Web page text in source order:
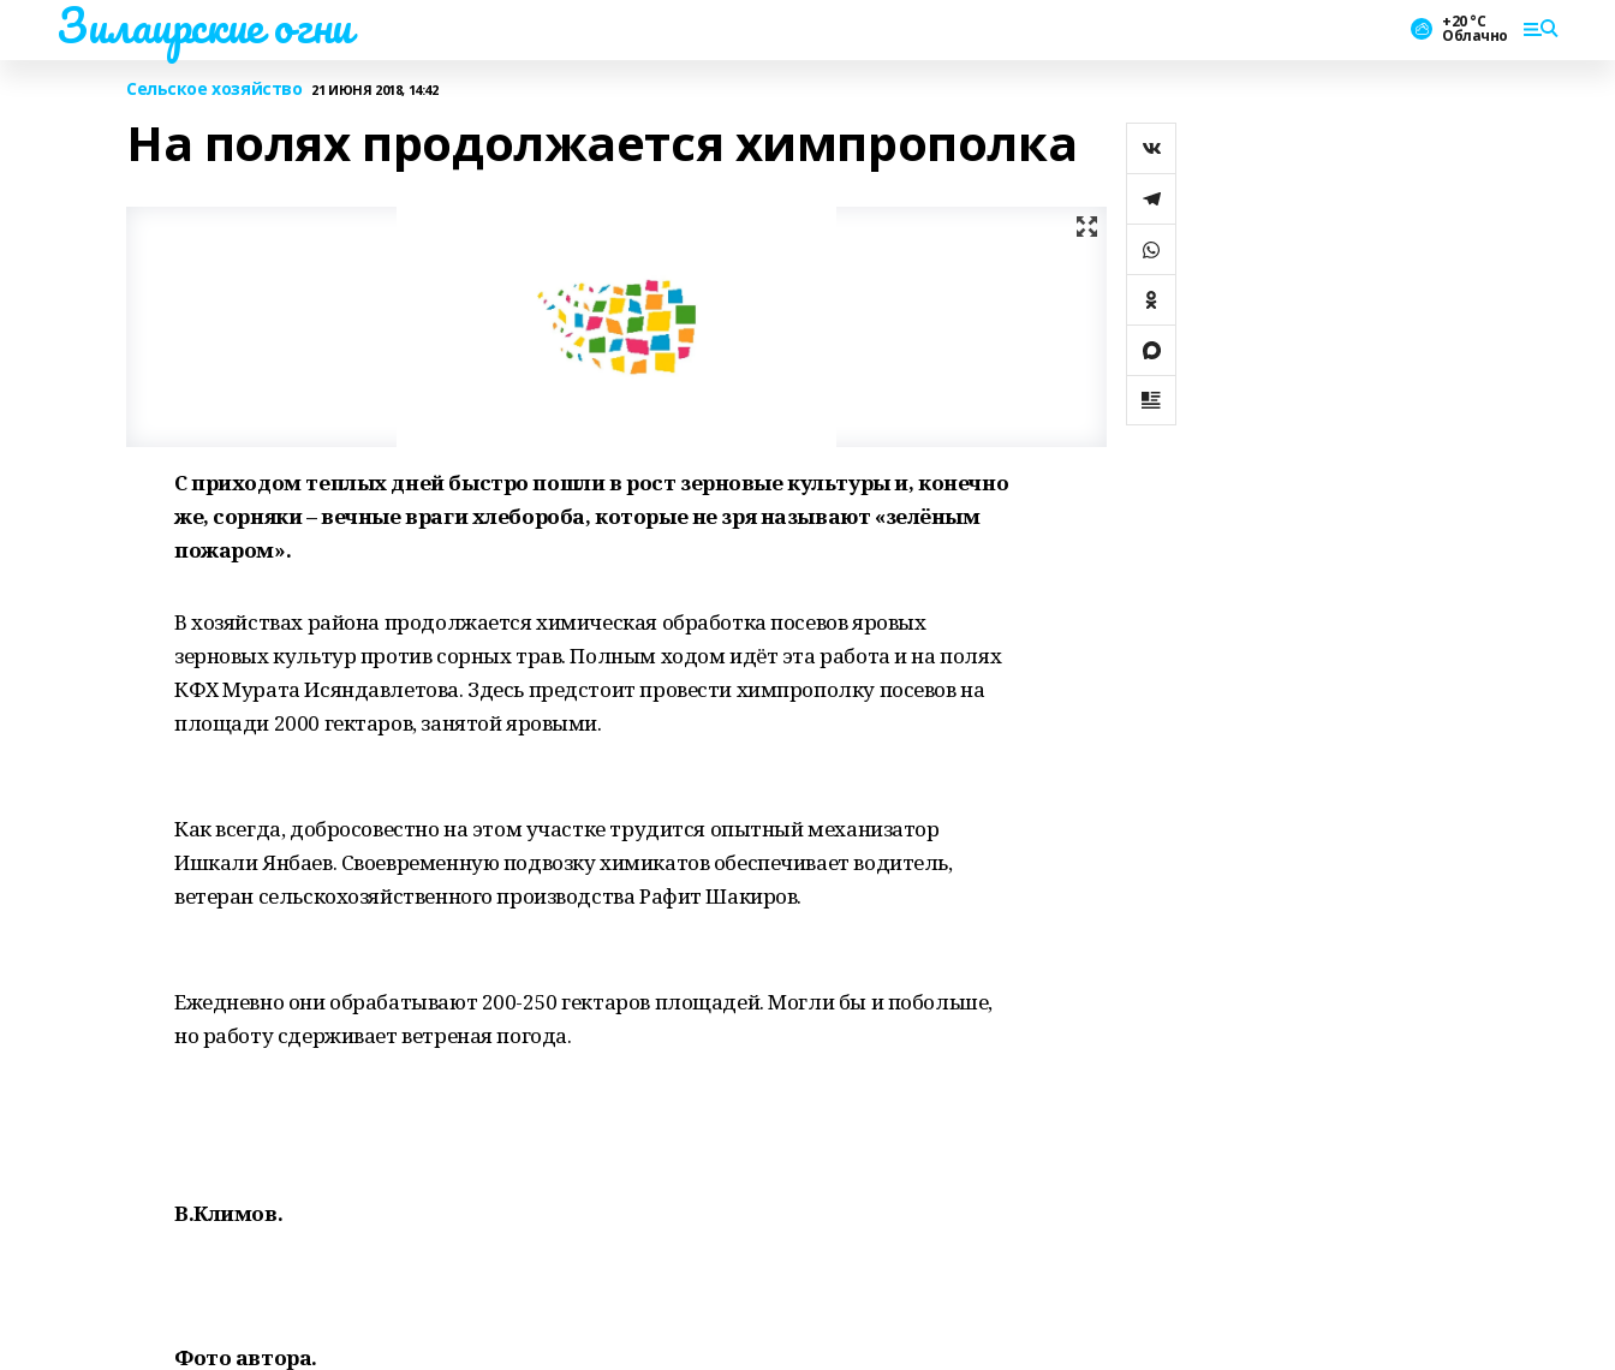
Зилаирские огни +20 °С
Облачно
Сельское хозяйство 21 ИЮНЯ 2018, 14:42
На полях продолжается химпрополка
С приходом теплых дней быстро пошли в рост зерновые культуры и, конечно
же, сорняки – вечные враги хлебороба, которые не зря называют «зелёным
пожаром».
В хозяйствах района продолжается химическая обработка посевов яровых
зерновых культур против сорных трав. Полным ходом идёт эта работа и на полях
КФХ Мурата Исяндавлетова. Здесь предстоит провести химпрополку посевов на
площади 2000 гектаров, занятой яровыми.
Как всегда, добросовестно на этом участке трудится опытный механизатор
Ишкали Янбаев. Своевременную подвозку химикатов обеспечивает водитель,
ветеран сельскохозяйственного производства Рафит Шакиров.
Ежедневно они обрабатывают 200-250 гектаров площадей. Могли бы и побольше,
но работу сдерживает ветреная погода.
В.Климов.
Фото автора.